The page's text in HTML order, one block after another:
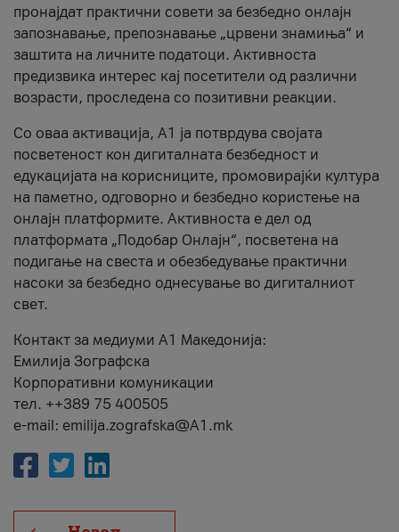
пронајдат практични совети за безбедно онлајн
запознавање, препознавање „црвени знамиња“ и
заштита на личните податоци. Активноста
предизвика интерес кај посетители од различни
возрасти, проследена со позитивни реакции.
Со оваа активација, А1 ја потврдува својата
посветеност кон дигиталната безбедност и
едукацијата на корисниците, промовирајќи култура
на паметно, одговорно и безбедно користење на
онлајн платформите. Активноста е дел од
платформата „Подобар Онлајн“, посветена на
подигање на свеста и обезбедување практични
насоки за безбедно однесување во дигиталниот
свет.
Контакт за медиуми А1 Македонија:
Емилија Зографска
Корпоративни комуникации
тел. ++389 75 400505
e-mail: emilija.zografska@A1.mk